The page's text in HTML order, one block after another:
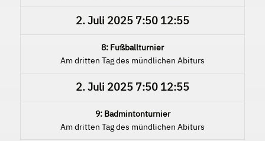
2. Juli 2025 7:50 12:55
8: Fußballturnier
Am dritten Tag des mündlichen Abiturs
2. Juli 2025 7:50 12:55
9: Badmintonturnier
Am dritten Tag des mündlichen Abiturs